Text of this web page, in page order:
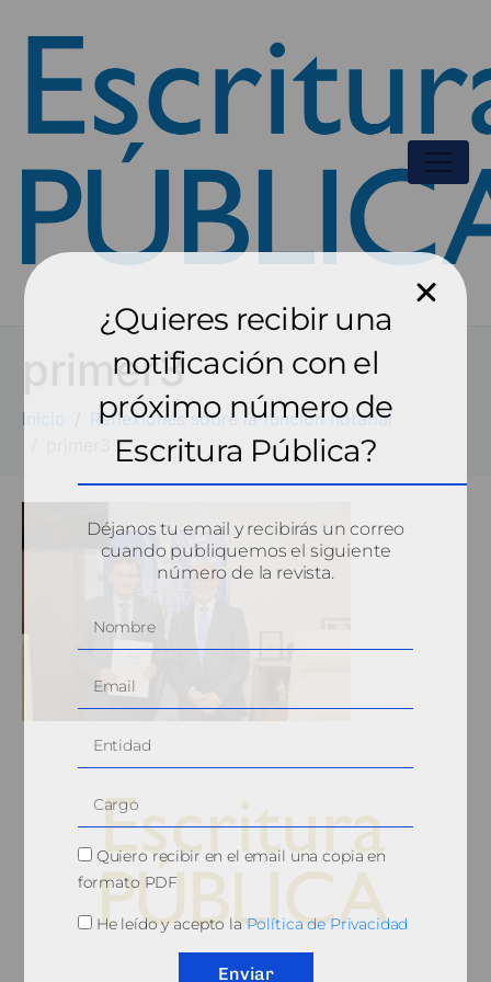
primer3
Inicio
Reflexiones sobre la función notarial
© 2010, Consejo General del Notariado
¿Quieres recibir una
notificación con el
próximo número de
Escritura Pública?
Déjanos tu email y recibirás un correo
cuando publiquemos el siguiente
número de la revista.
Quiero recibir en el email una copia en
formato PDF
He leído y acepto laPolítica de Privacidad
Enviar